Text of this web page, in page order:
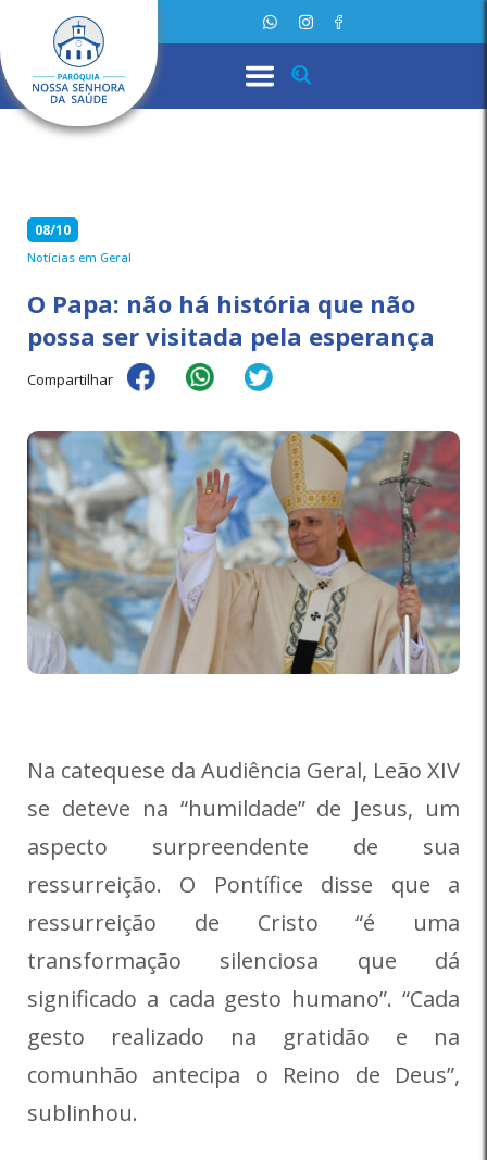
08/10
Notícias em Geral
O Papa: não há história que não
possa ser visitada pela esperança
Compartilhar
Na catequese da Audiência Geral, Leão XIV
se deteve na “humildade” de Jesus, um
aspecto surpreendente de sua
ressurreição. O Pontífice disse que a
ressurreição de Cristo “é uma
transformação silenciosa que dá
significado a cada gesto humano”. “Cada
gesto realizado na gratidão e na
comunhão antecipa o Reino de Deus”,
sublinhou.